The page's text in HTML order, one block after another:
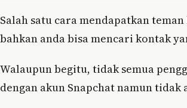
Salah satu cara mendapatkan
bahkan anda bisa mencari kontak
Walaupun begitu, tidak semua
dengan akun Snapchat namun tidak